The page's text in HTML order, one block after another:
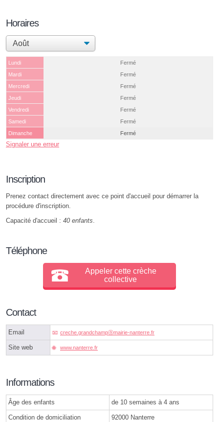
Horaires
Lundi
Fermé
Mardi
Fermé
Mercredi
Fermé
Jeudi
Fermé
Vendredi
Fermé
Samedi
Fermé
Dimanche
Fermé
Signaler une erreur
Inscription
Prenez contact directement avec ce point d'accueil pour démarrer la
procédure d'inscription.
Capacité d'accueil : 40 enfants.
Téléphone
Appeler cette crèche
collective
Contact
Email creche.grandchampⓐmairie-nanterre.fr
Site web www.nanterre.fr
Informations
Âge des enfants de 10 semaines à 4 ans
Condition de domiciliation 92000 Nanterre